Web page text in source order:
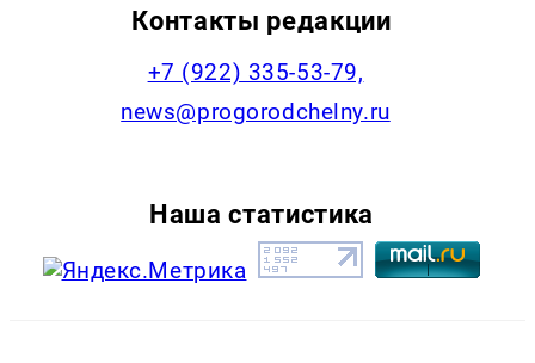
Контакты редакции
+7 (922) 335-53-79,
news@progorodchelny.ru
Наша статистика